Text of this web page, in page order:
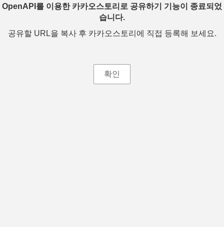
OpenAPI를 이용한 카카오스토리로 공유하기 기능이 종료되었
습니다.
공유할 URL을 복사 후 카카오스토리에 직접 등록해 보세요.
확인